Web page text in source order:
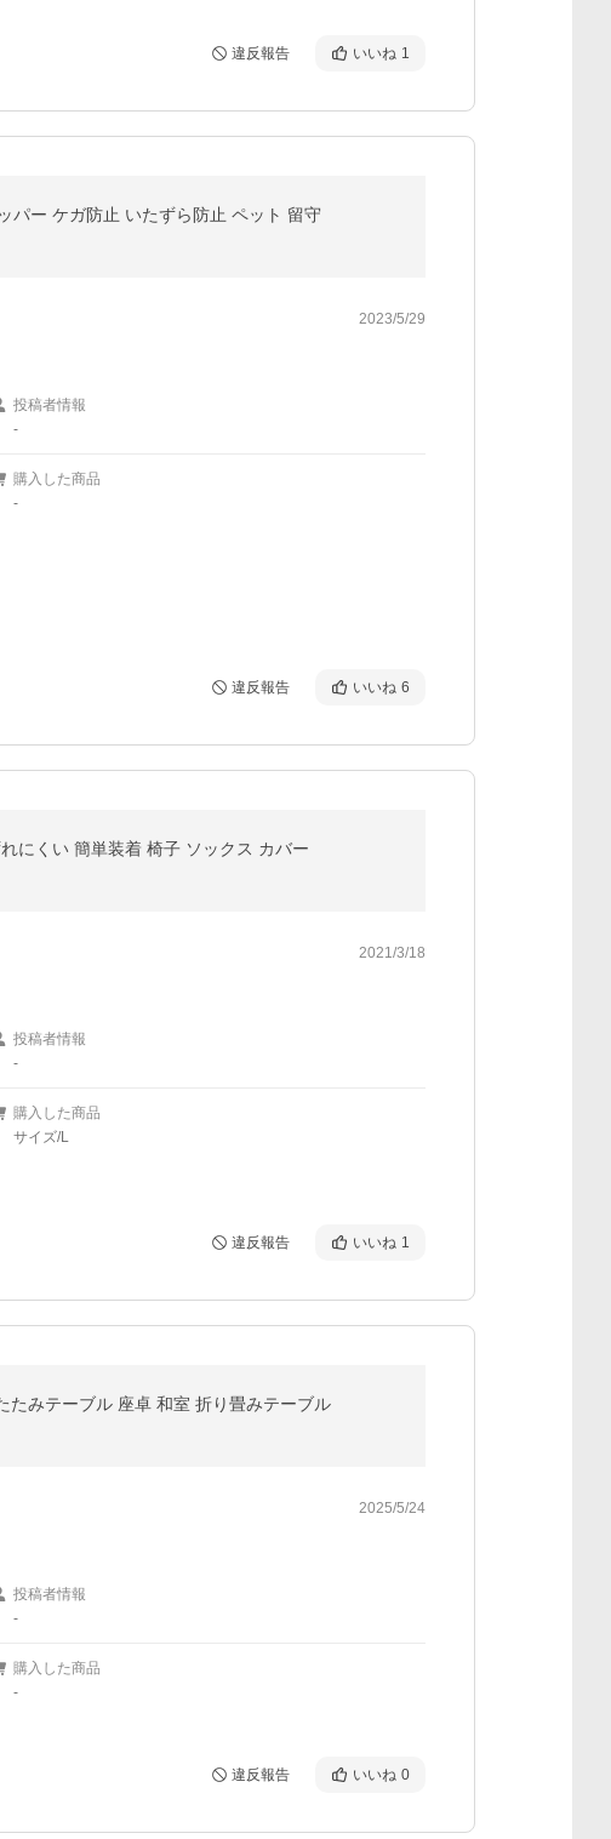
違反報告 いいね 1
パー ケガ防止 いたずら防止 ペット 留守
2023/5/29
投稿者情報
-
購入した商品
-
違反報告 いいね 6
にくい 簡単装着 椅子 ソックス カバー
2021/3/18
投稿者情報
-
購入した商品
サイズ/L
違反報告 いいね 1
たみテーブル 座卓 和室 折り畳みテーブル
2025/5/24
投稿者情報
-
購入した商品
-
違反報告 いいね 0